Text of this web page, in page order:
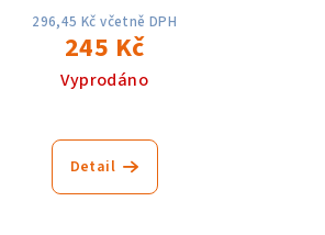
296,45 Kč včetně DPH
245 Kč
Vyprodáno
Detail